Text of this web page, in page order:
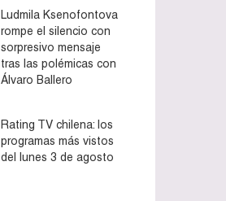
Ludmila Ksenofontova
rompe el silencio con
sorpresivo mensaje
tras las polémicas con
Álvaro Ballero
Rating TV chilena: los
programas más vistos
del lunes 3 de agosto